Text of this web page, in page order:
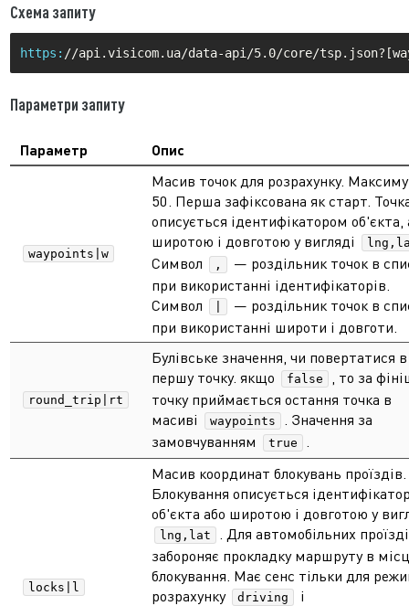
Схема запиту
https:
Параметри запиту
Параметр Опис
waypoints|w
Масив точок для розрахунку.
50. Перша зафіксована як старт.
описується ідентифікатором об'єкта,
широтою і довготою у вигляді
Символ ,
— роздільник точок в
при використанні ідентифікаторів.
Символ
— роздільник точок в
при використанні широти і довготи.
round_trip|rt
Булівське значення, чи повертатися в
першу точку. якщо
false
, то за
точку приймається остання точка в
масиві
waypoints
. Значення за
замовчуванням
true .
locks|l
Масив координат блокувань проїздів.
Блокування описується
об'єкта або широтою і довготою у
lng,lat
. Для автомобільних
забороняє прокладку маршруту в
блокування. Має сенс тільки для
розрахунку
driving і